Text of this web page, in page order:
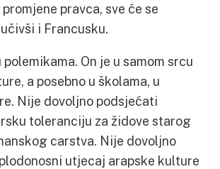
pravca, sve će se
i Francusku.
On je u samom srcu
a posebno u školama, u
Nije dovoljno podsjećati
toleranciju za židove starog
carstva. Nije dovoljno
utjecaj arapske kulture